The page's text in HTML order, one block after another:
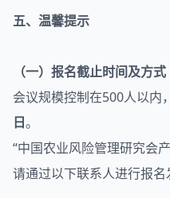
五、温馨提示
（一）报名截止时间及方式
会议规模控制在500人以内，
日。
“中国农业风险管理研究会
请通过以下联系人进行报名